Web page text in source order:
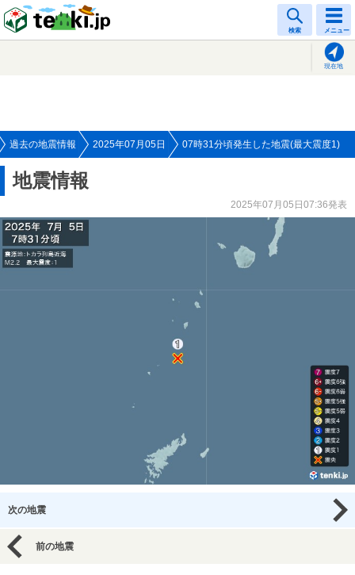
検索 メニュー
現在地
過去の地震情報 2025年07月05日 07時31分頃発生した地震(最大震度1)
地震情報
2025年07月05日07:36発表
次の地震
前の地震